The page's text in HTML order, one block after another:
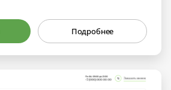
Подробнее